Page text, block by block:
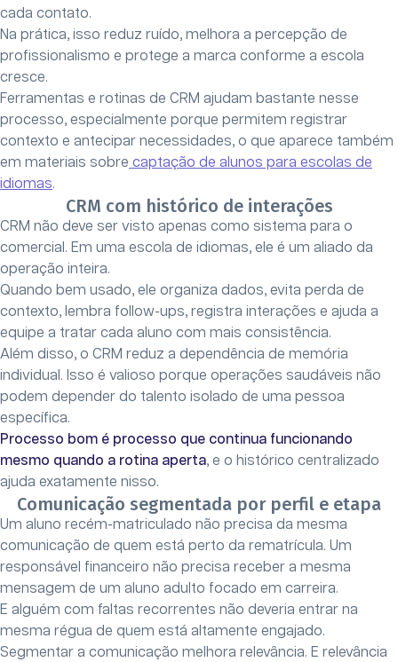
cada contato.
Na prática, isso reduz ruído, melhora a percepção de
profissionalismo e protege a marca conforme a escola
cresce.
Ferramentas e rotinas de CRM ajudam bastante nesse
processo, especialmente porque permitem registrar
contexto e antecipar necessidades, o que aparece também
em materiais sobre captação de alunos para escolas de
idiomas.
CRM com histórico de interações
CRM não deve ser visto apenas como sistema para o
comercial. Em uma escola de idiomas, ele é um aliado da
operação inteira.
Quando bem usado, ele organiza dados, evita perda de
contexto, lembra follow-ups, registra interações e ajuda a
equipe a tratar cada aluno com mais consistência.
Além disso, o CRM reduz a dependência de memória
individual. Isso é valioso porque operações saudáveis não
podem depender do talento isolado de uma pessoa
específica.
Processo bom é processo que continua funcionando
mesmo quando a rotina aperta, e o histórico centralizado
ajuda exatamente nisso.
Comunicação segmentada por perfil e etapa
Um aluno recém-matriculado não precisa da mesma
comunicação de quem está perto da rematrícula. Um
responsável financeiro não precisa receber a mesma
mensagem de um aluno adulto focado em carreira.
E alguém com faltas recorrentes não deveria entrar na
mesma régua de quem está altamente engajado.
Segmentar a comunicação melhora relevância. E relevância